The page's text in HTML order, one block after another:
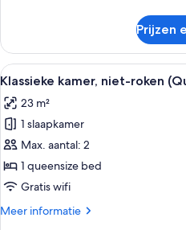
tweepersoonskamer,
niet-
roken
Prijzen
Alle
foto's
voor
Klassieke
kamer,
niet-
roken
/
5
Klassieke kamer, niet-roken
23 m²
1 slaapkamer
Max. aantal: 2
1 queensize bed
Gratis wifi
Meer informatie
Meer